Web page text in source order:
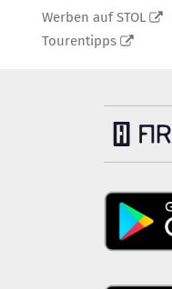
Werben auf STOL
Tourentipps